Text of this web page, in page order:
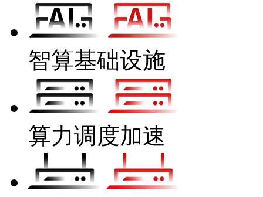
智算基础设施
算力调度加速